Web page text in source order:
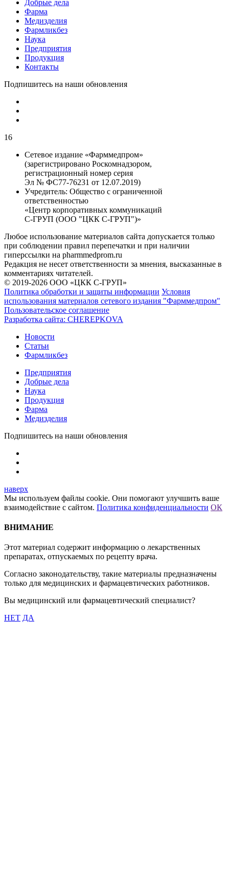
Добрые дела
Фарма
Медизделия
Фармликбез
Наука
Предприятия
Продукция
Контакты
Подпишитесь на наши обновления
16
Сетевое издание «Фарммедпром»
(зарегистрировано Роскомнадзором,
регистрационный номер серия
Эл № ФС77-76231 от 12.07.2019)
Учредитель: Общество с ограниченной
ответственностью
«Центр корпоративных коммуникаций
С-ГРУП (ООО "ЦКК С-ГРУП")»
Любое использование материалов сайта допускается только
при соблюдении правил перепечатки и при наличии
гиперссылки на pharmmedprom.ru
Редакция не несет ответственности за мнения, высказанные в
комментариях читателей.
© 2019-2026 ООО «ЦКК С-ГРУП»
Политика обработки и защиты информации Условия
использования материалов сетевого издания "Фарммедпром"
Пользовательское соглашение
Разработка сайта: CHEREPKOVA
Новости
Статьи
Фармликбез
Предприятия
Добрые дела
Наука
Продукция
Фарма
Медизделия
Подпишитесь на наши обновления
наверх
Мы используем файлы cookie. Они помогают улучшить ваше
взаимодействие с сайтом. Политика конфиденциальности ОК
ВНИМАНИЕ
Этот материал содержит информацию о лекарственных
препаратах, отпускаемых по рецепту врача.
Согласно законодательству, такие материалы предназначены
только для медицинских и фармацевтических работников.
Вы медицинский или фармацевтический специалист?
НЕТ ДА